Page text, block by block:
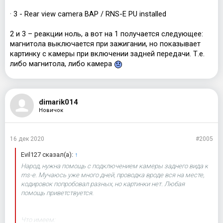
· 3 - Rear view camera BAP / RNS-E PU installed
2 и 3 – реакции ноль, а вот на 1 получается следующее:
магнитола выключается при зажигании, но показывает
картинку с камеры при включении задней передачи. Т.е.
либо магнитола, либо камера
dimarik014
Новичок
#2005
16 дек 2020
Evil127 сказал(а): ↑
Народ, нужна помощь с подключением камеры заднего вида к
rns-e. Мучаюсь уже много дней, проводка вроде вся на месте,
кодировок попробовал разных, но картинки нет. Любая
помощь приветствуется.
Что имеем: